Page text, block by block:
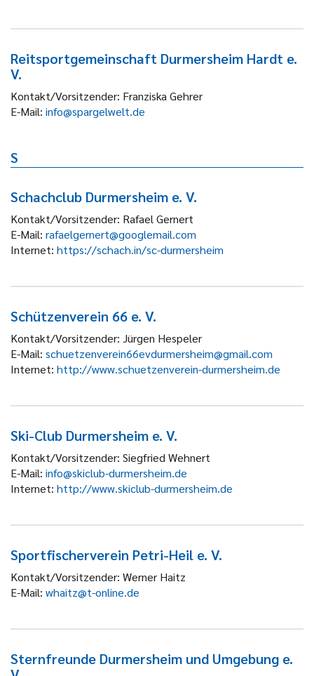
Reitsportgemeinschaft Durmersheim Hardt e.
V.
Kontakt/Vorsitzender: Franziska Gehrer
E-Mail: info@spargelwelt.de
S
Schachclub Durmersheim e. V.
Kontakt/Vorsitzender: Rafael Gernert
E-Mail: rafaelgernert@googlemail.com
Internet: https://schach.in/sc-durmersheim
Schützenverein 66 e. V.
Kontakt/Vorsitzender: Jürgen Hespeler
E-Mail: schuetzenverein66evdurmersheim@gmail.com
Internet: http://www.schuetzenverein-durmersheim.de
Ski-Club Durmersheim e. V.
Kontakt/Vorsitzender: Siegfried Wehnert
E-Mail: info@skiclub-durmersheim.de
Internet: http://www.skiclub-durmersheim.de
Sportfischerverein Petri-Heil e. V.
Kontakt/Vorsitzender: Werner Haitz
E-Mail: whaitz@t-online.de
Sternfreunde Durmersheim und Umgebung e.